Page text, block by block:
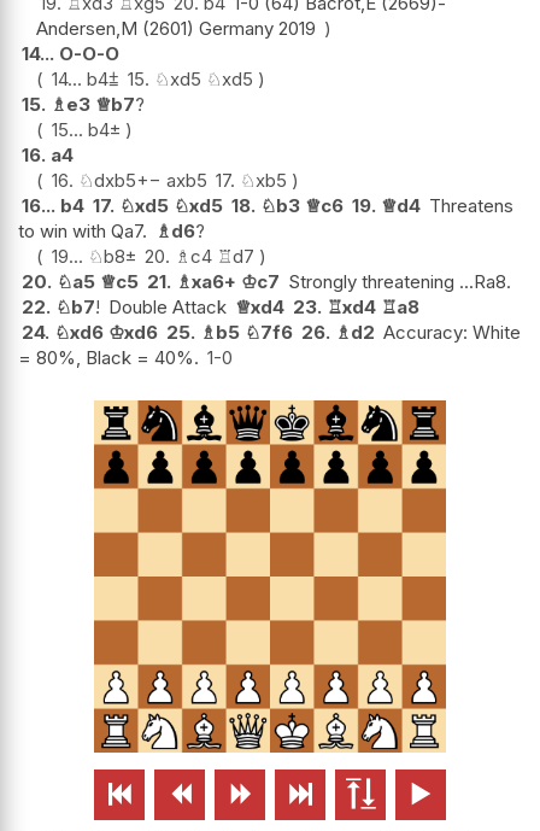
Andersen,M (2601) Germany 2019
14... O-O-O
14... b4⩲ 15. ♘xd5 ♘xd5
15. ♗ e3 ♕b7?
15... b4±
16. a4
16. ♘dxb5+− axb5 17. ♘xb5
16... b4 17. ♘xd5 ♘xd5 18. ♘b3 ♕c6 19. ♕d4 Threatens
to win with Qa7.
♗ d6?
19... ♘b8± 20. ♗c4 ♖d7
20. ♘a5 ♕c5 21. ♗xa6+ ♔c7 Strongly threatening ...Ra8.
22. ♘b7! Double Attack ♕xd4 23. ♖xd4 ♖a8
24. ♘xd6 ♔xd6 25. ♗ b5 ♘7f6 26. ♗ d2 Accuracy: White
= 80%, Black = 40%. 1-0
     